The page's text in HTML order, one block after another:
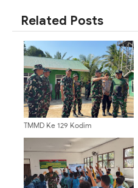
Related Posts
TMMD Ke 129 Kodim
Dari Tim Wasev Mabesad